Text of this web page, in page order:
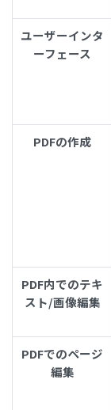
ユーザーインタ
ーフェース
PDFの作成
PDF内でのテキ
スト/画像編集
PDFでのページ
編集